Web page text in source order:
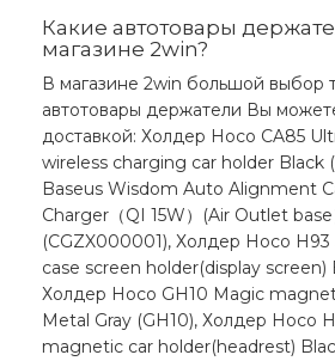
Какие автотовары
магазине 2win?
В магазине 2win большой выбор
автотовары держатели Вы
доставкой: Холдер Hoco CA85
wireless charging car holder Black
Baseus Wisdom Auto Alignment
Charger（QI 15W）(Air Outlet
(CGZX000001), Холдер Hoco
case screen holder(display screen)
Холдер Hoco GH10 Magic
Metal Gray (GH10), Холдер Hoco
magnetic car holder(headrest)